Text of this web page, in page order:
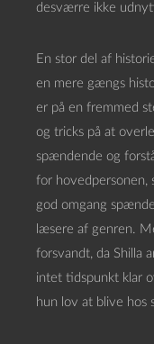
desværre ikke
En stor del af
en mere gængs
er på en fremmed
og tricks på at
spændende og
for hovedpersonen,
god omgang
læsere af genren.
forsvandt, da Shilla
intet tidspunkt klar
hun lov at blive hos